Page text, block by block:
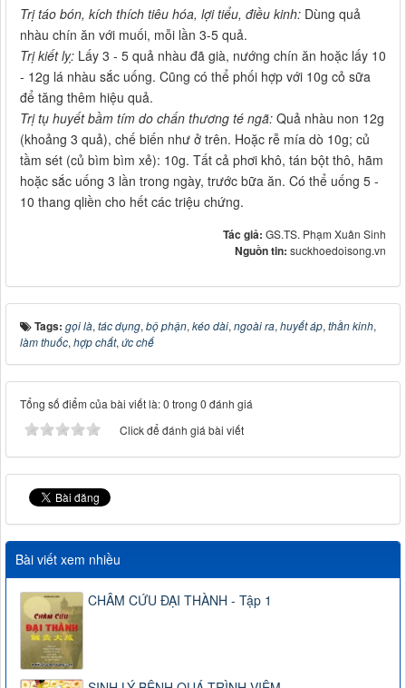
Trị táo bón, kích thích tiêu hóa, lợi tiểu, điều kinh: Dùng quả
nhàu chín ăn với muối, mỗi lần 3-5 quả.
Trị kiết lỵ: Lấy 3 - 5 quả nhàu đã già, nướng chín ăn hoặc lấy 10
- 12g lá nhàu sắc uống. Cũng có thể phối hợp với 10g cỏ sữa
để tăng thêm hiệu quả.
Trị tụ huyết bầm tím do chấn thương té ngã: Quả nhàu non 12g
(khoảng 3 quả), chế biến như ở trên. Hoặc rễ mía dò 10g; củ
tầm sét (củ bìm bìm xẻ): 10g. Tất cả phơi khô, tán bột thô, hãm
hoặc sắc uống 3 lần trong ngày, trước bữa ăn. Có thể uống 5 -
10 thang qliền cho hết các triệu chứng.
Tác giả: GS.TS. Phạm Xuân Sinh
Nguồn tin: suckhoedoisong.vn
Tags: gọi là, tác dụng, bộ phận, kéo dài, ngoài ra, huyết áp, thần kinh,
làm thuốc, hợp chất, ức chế
Tổng số điểm của bài viết là: 0 trong 0 đánh giá
Click để đánh giá bài viết
Bài viết xem nhiều
CHÂM CỨU ĐẠI THÀNH - Tập 1